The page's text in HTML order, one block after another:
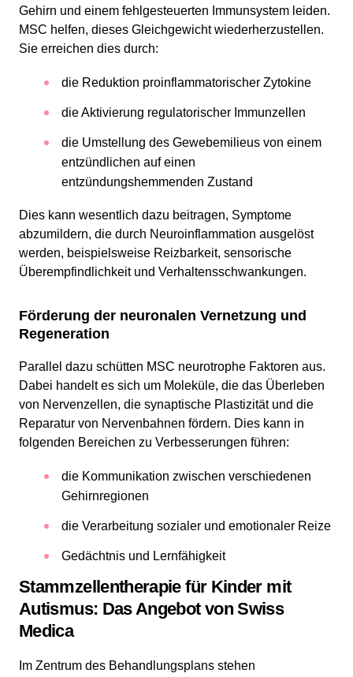
Gehirn und einem fehlgesteuerten Immunsystem leiden.
MSC helfen, dieses Gleichgewicht wiederherzustellen.
Sie erreichen dies durch:
die Reduktion proinflammatorischer Zytokine
die Aktivierung regulatorischer Immunzellen
die Umstellung des Gewebemilieus von einem
entzündlichen auf einen
entzündungshemmenden Zustand
Dies kann wesentlich dazu beitragen, Symptome
abzumildern, die durch Neuroinflammation ausgelöst
werden, beispielsweise Reizbarkeit, sensorische
Überempfindlichkeit und Verhaltensschwankungen.
Förderung der neuronalen Vernetzung und
Regeneration
Parallel dazu schütten MSC neurotrophe Faktoren aus.
Dabei handelt es sich um Moleküle, die das Überleben
von Nervenzellen, die synaptische Plastizität und die
Reparatur von Nervenbahnen fördern. Dies kann in
folgenden Bereichen zu Verbesserungen führen:
die Kommunikation zwischen verschiedenen
Gehirnregionen
die Verarbeitung sozialer und emotionaler Reize
Gedächtnis und Lernfähigkeit
Stammzellentherapie für Kinder mit
Autismus: Das Angebot von Swiss
Medica
Im Zentrum des Behandlungsplans stehen